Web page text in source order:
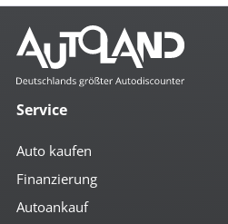
Service
Auto kaufen
Finanzierung
Autoankauf